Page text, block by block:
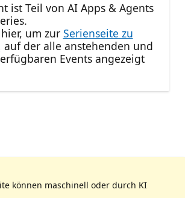
ist Teil von AI Apps & Agents
um zur Serienseite zu
auf der alle anstehenden und
Events angezeigt
können maschinell oder durch KI